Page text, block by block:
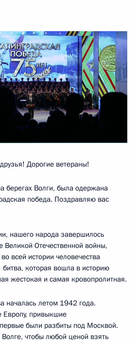
Дорогие ветераны!
берегах Волги, была одержана
победа. Поздравляю вас
нашего народа завершилось
Великой Отечественной войны,
всей истории человечества
которая вошла в историю
жестокая и самая кровопролитная.
началась летом 1942 года.
привыкшие
были разбиты под Москвой.
чтобы любой ценой взять